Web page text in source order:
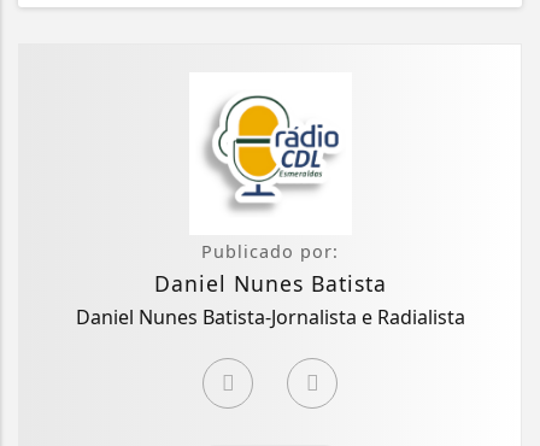
Publicado por:
Daniel Nunes Batista
Daniel Nunes Batista-Jornalista e Radialista